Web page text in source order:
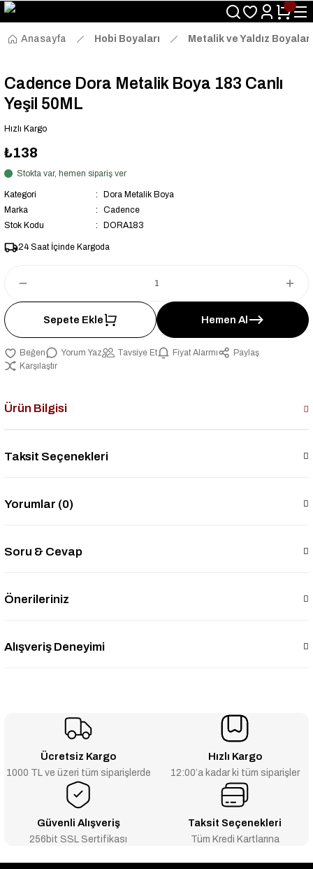
Size Özel "HG10" Kodu ile Sepette Hemen %10 İndirim Fırsatını
Kaçırmayın!
Anasayfa
Hobi Boyaları Metalik ve Yaldız Boyalar
Cadence Dora Metalik Boya 183 Canlı
Yeşil 50ML
Hızlı Kargo
₺138
Stokta var, hemen sipariş ver
Kategori
Dora Metalik Boya
Marka
Cadence
Stok Kodu
DORA183
24 Saat İçinde Kargoda
Sepete Ekle Hemen Al
Yorum Yaz Tavsiye Et Fiyat Alarmı
Paylaş
Karşılaştır
Ürün Bilgisi
Taksit Seçenekleri
Yorumlar (0)
Soru & Cevap
Önerileriniz
Alışveriş Deneyimi
Ücretsiz Kargo
1000 TL ve üzeri tüm siparişlerde
Hızlı Kargo
12:00’a kadar ki tüm siparişler
Güvenli Alışveriş
256bit SSL Sertifikası
Taksit Seçenekleri
Tüm Kredi Kartlarına